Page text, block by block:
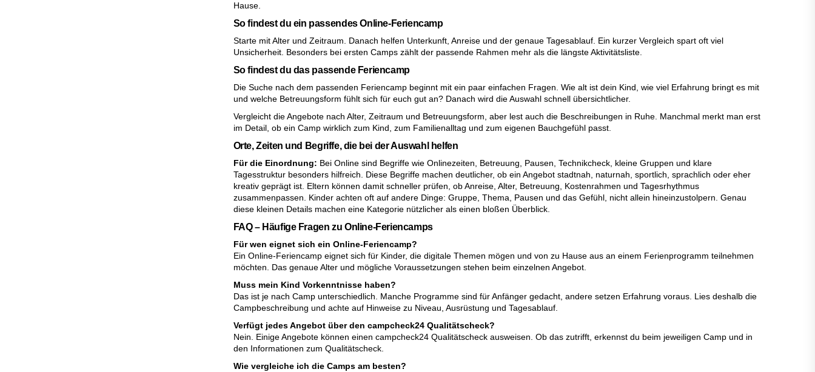
Hause.
So findest du ein passendes Online-Feriencamp
Starte mit Alter und Zeitraum. Danach helfen Unterkunft, Anreise und der genaue Tagesablauf. Ein kurzer Vergleich spart oft viel
Unsicherheit. Besonders bei ersten Camps zählt der passende Rahmen mehr als die längste Aktivitätsliste.
So findest du das passende Feriencamp
Die Suche nach dem passenden Feriencamp beginnt mit ein paar einfachen Fragen. Wie alt ist dein Kind, wie viel Erfahrung bringt es mit
und welche Betreuungsform fühlt sich für euch gut an? Danach wird die Auswahl schnell übersichtlicher.
Vergleicht die Angebote nach Alter, Zeitraum und Betreuungsform, aber lest auch die Beschreibungen in Ruhe. Manchmal merkt man erst
im Detail, ob ein Camp wirklich zum Kind, zum Familienalltag und zum eigenen Bauchgefühl passt.
Orte, Zeiten und Begriffe, die bei der Auswahl helfen
Für die Einordnung: Bei Online sind Begriffe wie Onlinezeiten, Betreuung, Pausen, Technikcheck, kleine Gruppen und klare
Tagesstruktur besonders hilfreich. Diese Begriffe machen deutlicher, ob ein Angebot stadtnah, naturnah, sportlich, sprachlich oder eher
kreativ geprägt ist. Eltern können damit schneller prüfen, ob Anreise, Alter, Betreuung, Kostenrahmen und Tagesrhythmus
zusammenpassen. Kinder achten oft auf andere Dinge: Gruppe, Thema, Pausen und das Gefühl, nicht allein hineinzustolpern. Genau
diese kleinen Details machen eine Kategorie nützlicher als einen bloßen Überblick.
FAQ – Häufige Fragen zu Online-Feriencamps
Für wen eignet sich ein Online-Feriencamp?
Ein Online-Feriencamp eignet sich für Kinder, die digitale Themen mögen und von zu Hause aus an einem Ferienprogramm teilnehmen
möchten. Das genaue Alter und mögliche Voraussetzungen stehen beim einzelnen Angebot.
Muss mein Kind Vorkenntnisse haben?
Das ist je nach Camp unterschiedlich. Manche Programme sind für Anfänger gedacht, andere setzen Erfahrung voraus. Lies deshalb die
Campbeschreibung und achte auf Hinweise zu Niveau, Ausrüstung und Tagesablauf.
Verfügt jedes Angebot über den campcheck24 Qualitätscheck?
Nein. Einige Angebote können einen campcheck24 Qualitätscheck ausweisen. Ob das zutrifft, erkennst du beim jeweiligen Camp und in
den Informationen zum Qualitätscheck.
Wie vergleiche ich die Camps am besten?